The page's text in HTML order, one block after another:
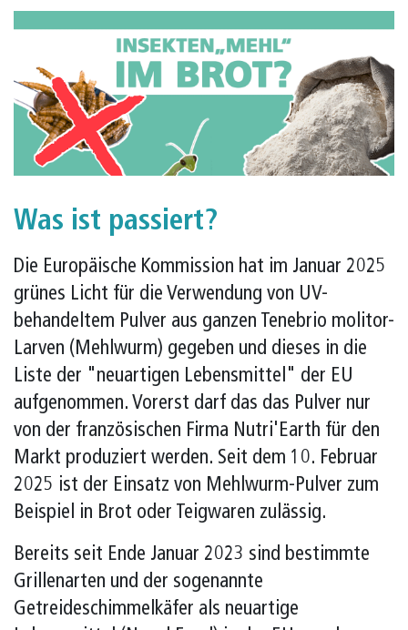
Was ist passiert?
Die Europäische Kommission hat im Januar 2025
grünes Licht für die Verwendung von UV-
behandeltem Pulver aus ganzen Tenebrio molitor-
Larven (Mehlwurm) gegeben und dieses in die
Liste der "neuartigen Lebensmittel" der EU
aufgenommen. Vorerst darf das das Pulver nur
von der französischen Firma Nutri'Earth für den
Markt produziert werden. Seit dem 10. Februar
2025 ist der Einsatz von Mehlwurm-Pulver zum
Beispiel in Brot oder Teigwaren zulässig.
Bereits seit Ende Januar 2023 sind bestimmte
Grillenarten und der sogenannte
Getreideschimmelkäfer als neuartige